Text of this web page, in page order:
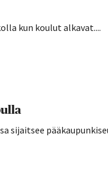
kun koulut alkavat....
sijaitsee